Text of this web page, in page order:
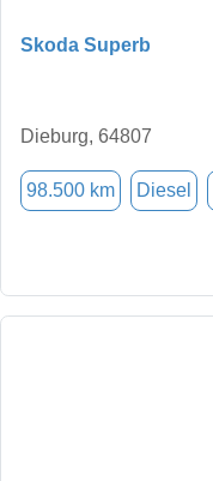
Skoda Superb
Dieburg, 64807
98.500 km Diesel